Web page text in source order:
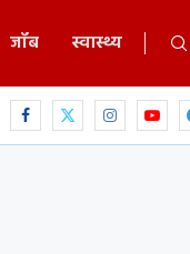
जॉब स्वास्थ्य
युवती की अश्लील वीडियो